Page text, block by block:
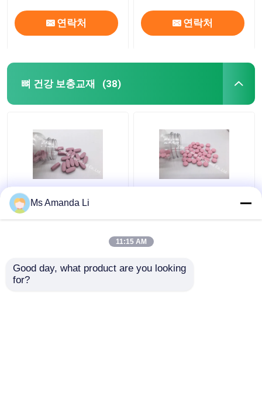
연락처 연락처
뼈 건강 보충교재 (38)
다 무기물 정제 뼈 건강
보충교재는 BT7N를 유
제
Ms Amanda Li
11:15 AM
Good day, what product are you looking
for?